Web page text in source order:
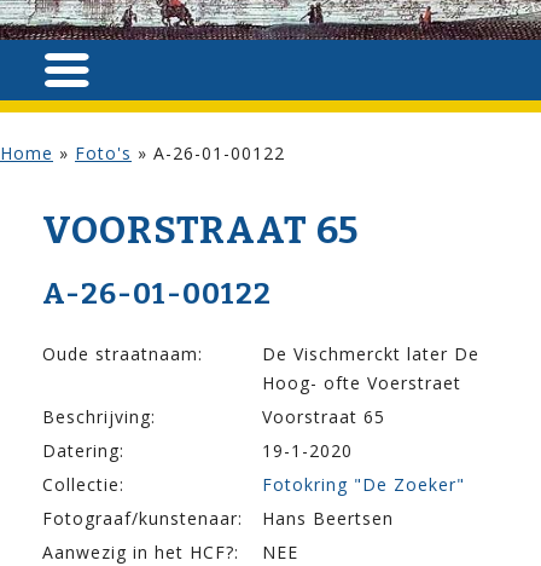
Home » Foto's » A-26-01-00122
VOOR­STRAAT 65
A-26-01-00122
Oude straatnaam:
De Vischmerckt later De
Hoog- ofte Voerstraet
Beschrijving:
Voorstraat 65
Datering:
19-1-2020
Collectie:
Fotokring "De Zoeker"
Fotograaf/kunstenaar:
Hans Beertsen
Aanwezig in het HCF?:
NEE